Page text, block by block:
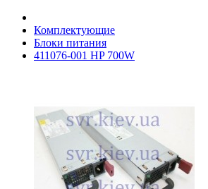
Комплектующие
Блоки питания
411076-001 HP 700W